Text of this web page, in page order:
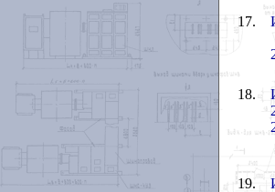
17.
18.
19.